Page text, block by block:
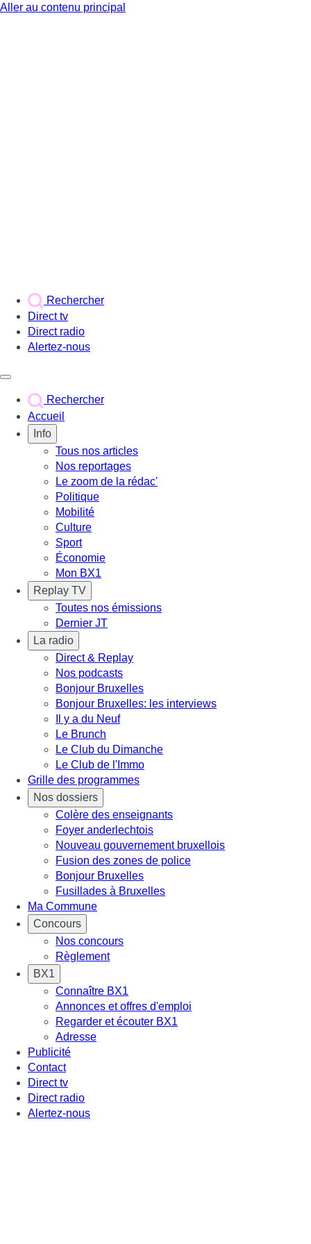
Aller au contenu principal
Rechercher
Direct tv
Direct radio
Alertez-nous
Rechercher
Accueil
Info
Tous nos articles
Nos reportages
Le zoom de la rédac'
Politique
Mobilité
Culture
Sport
Économie
Mon BX1
Replay TV
Toutes nos émissions
Dernier JT
La radio
Direct & Replay
Nos podcasts
Bonjour Bruxelles
Bonjour Bruxelles: les interviews
Il y a du Neuf
Le Brunch
Le Club du Dimanche
Le Club de l'Immo
Grille des programmes
Nos dossiers
Colère des enseignants
Foyer anderlechtois
Nouveau gouvernement bruxellois
Fusion des zones de police
Bonjour Bruxelles
Fusillades à Bruxelles
Ma Commune
Concours
Nos concours
Règlement
BX1
Connaître BX1
Annonces et offres d'emploi
Regarder et écouter BX1
Adresse
Publicité
Contact
Direct tv
Direct radio
Alertez-nous